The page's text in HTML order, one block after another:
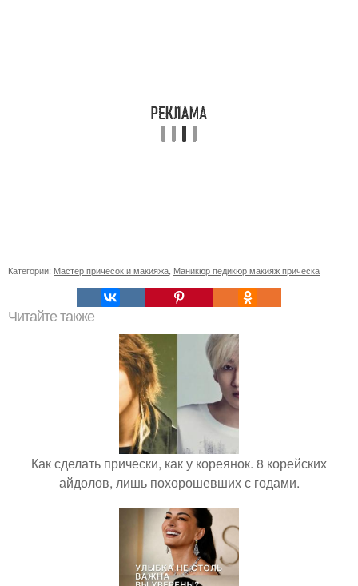
Категории: Мастер причесок и макияжа Маникюр педикюр макияж прическа
Читайте также
Как сделать прически, как у кореянок. 8 корейских
айдолов, лишь похорошевших с годами.